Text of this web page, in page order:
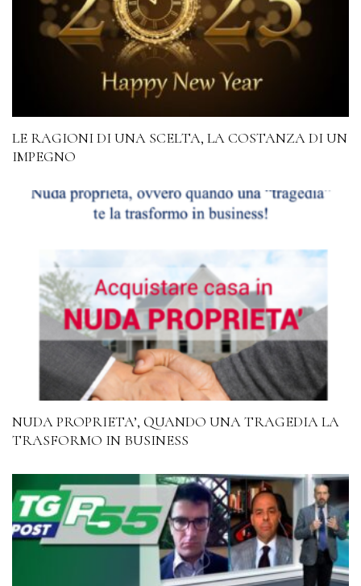
LE RAGIONI DI UNA SCELTA, LA COSTANZA DI UN
IMPEGNO
NUDA PROPRIETA’, QUANDO UNA TRAGEDIA LA
TRASFORMO IN BUSINESS